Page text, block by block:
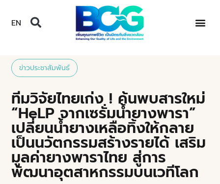
EN
ข่าวประชาสัมพันธ์
ทีมวิจัยไทยเก่ง ! ค้นพบสารใหม่
“HeLP จากเซรั่มน้ำยางพารา”
เปลี่ยนน้ำยางเหลือทิ้งให้กลาย
เป็นนวัตกรรมสร้างรายได้ เสริม
มูลค่ายางพาราไทย สู่การ
พัฒนาอุตสาหกรรมบนเวทีโลก